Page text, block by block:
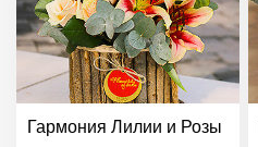
Гармония Лилии и Розы